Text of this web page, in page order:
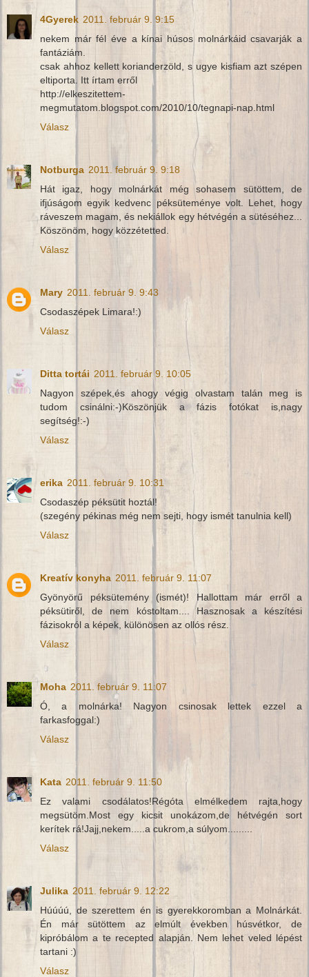
4Gyerek 2011. február 9. 9:15
nekem már fél éve a kínai húsos molnárkáid csavarják a
fantáziám.
csak ahhoz kellett korianderzöld, s ugye kisfiam azt szépen
eltiporta. Itt írtam erről
http://elkeszitettem-
megmutatom.blogspot.com/2010/10/tegnapi-nap.html
Válasz
Notburga 2011. február 9. 9:18
Hát igaz, hogy molnárkát még sohasem sütöttem, de
ifjúságom egyik kedvenc péksüteménye volt. Lehet, hogy
ráveszem magam, és nekiállok egy hétvégén a sütéséhez...
Köszönöm, hogy közzétetted.
Válasz
Mary 2011. február 9. 9:43
Csodaszépek Limara!:)
Válasz
Ditta tortái 2011. február 9. 10:05
Nagyon szépek,és ahogy végig olvastam talán meg is
tudom csinálni:-)Köszönjük a fázis fotókat is,nagy
segítség!:-)
Válasz
erika 2011. február 9. 10:31
Csodaszép péksütit hoztál!
(szegény pékinas még nem sejti, hogy ismét tanulnia kell)
Válasz
Kreatív konyha 2011. február 9. 11:07
Gyönyörű péksütemény (ismét)! Hallottam már erről a
péksütiről, de nem kóstoltam.... Hasznosak a készítési
fázisokról a képek, különösen az ollós rész.
Válasz
Moha 2011. február 9. 11:07
Ó, a molnárka! Nagyon csinosak lettek ezzel a
farkasfoggal:)
Válasz
Kata 2011. február 9. 11:50
Ez valami csodálatos!Régóta elmélkedem rajta,hogy
megsütöm.Most egy kicsit unokázom,de hétvégén sort
kerítek rá!Jajj,nekem.....a cukrom,a súlyom.........
Válasz
Julika 2011. február 9. 12:22
Húúúú, de szerettem én is gyerekkoromban a Molnárkát.
Én már sütöttem az elmúlt években húsvétkor, de
kipróbálom a te recepted alapján. Nem lehet veled lépést
tartani :)
Válasz